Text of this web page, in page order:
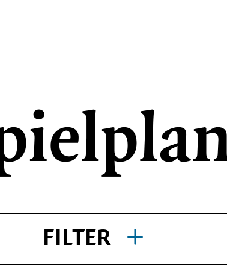
AKTIV
für Schule und Kita
und Bewegung
FILTER